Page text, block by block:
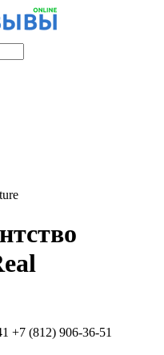
+7 (812) 906-36-51